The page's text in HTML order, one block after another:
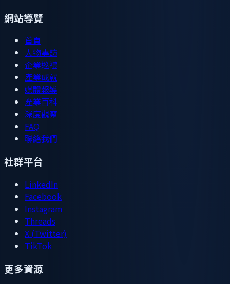
網站導覽
首頁
人物專訪
企業巡禮
產業成就
媒體報導
產業百科
深度觀察
FAQ
聯絡我們
社群平台
LinkedIn
Facebook
Instagram
Threads
X (Twitter)
TikTok
更多資源